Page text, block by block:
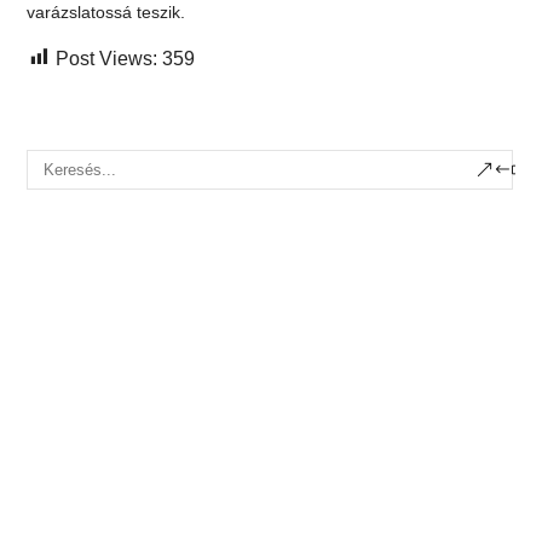
varázslatossá teszik.
Post Views: 359